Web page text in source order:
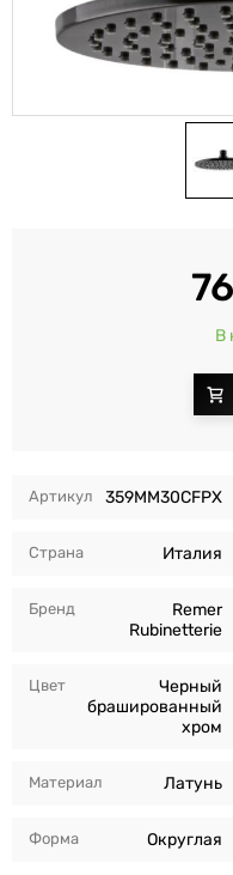
Артикул 359MM30CFPX
Страна Италия
Бренд
Remer
Rubinetterie
Цвет
Черный
брашированный
хром
Материал Латунь
Форма Округлая
В